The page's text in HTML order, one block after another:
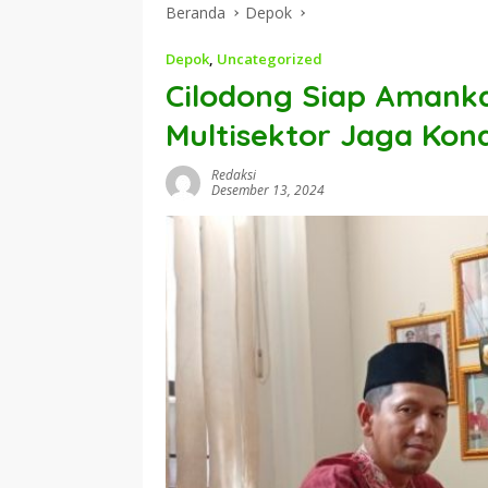
Beranda Depok
Depok, Uncategorized
Cilodong Siap
Multisektor Jaga
Redaksi
Desember 13, 2024